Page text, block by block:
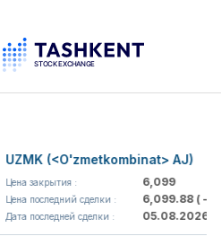
UZMK (<O'zmetkombinat> AJ)
Цена закрытия : 6,099
Цена последний сделки : 6,099.88( —
Дата последней сделки : 05.08.2026